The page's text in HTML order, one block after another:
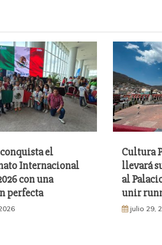
el
Internacional
con una
perfecta
Cultura
llevará
al
unir
julio 29,